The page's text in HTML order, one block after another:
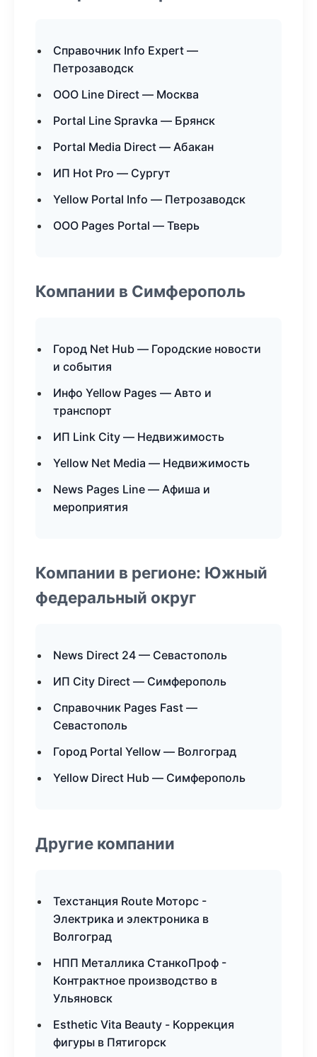
Справочник Info Expert —
Петрозаводск
ООО Line Direct — Москва
Portal Line Spravka — Брянск
Portal Media Direct — Абакан
ИП Hot Pro — Сургут
Yellow Portal Info — Петрозаводск
ООО Pages Portal — Тверь
Компании в Симферополь
Город Net Hub — Городские новости
и события
Инфо Yellow Pages — Авто и
транспорт
ИП Link City — Недвижимость
Yellow Net Media — Недвижимость
News Pages Line — Афиша и
мероприятия
Компании в регионе: Южный
федеральный округ
News Direct 24 — Севастополь
ИП City Direct — Симферополь
Справочник Pages Fast —
Севастополь
Город Portal Yellow — Волгоград
Yellow Direct Hub — Симферополь
Другие компании
Техстанция Route Моторс -
Электрика и электроника в
Волгоград
НПП Металлика СтанкоПроф -
Контрактное производство в
Ульяновск
Esthetic Vita Beauty - Коррекция
фигуры в Пятигорск